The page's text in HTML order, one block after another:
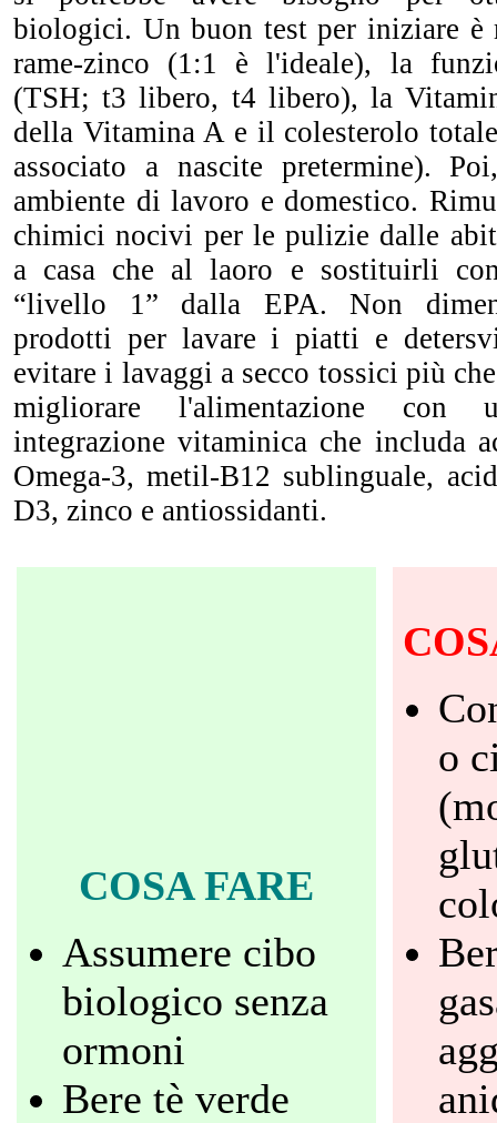
biologici. Un buon test per iniziare
rame-zinco (1:1 è l'ideale), la
(TSH; t3 libero, t4 libero), la
della Vitamina A e il colesterolo
associato a nascite pretermine).
ambiente di lavoro e domestico.
chimici nocivi per le pulizie dalle
a casa che al laoro e sostituirli
“livello 1” dalla EPA. Non
prodotti per lavare i piatti e
evitare i lavaggi a secco tossici più
migliorare l'alimentazione con
integrazione vitaminica che includa
Omega-3, metil-B12 sublinguale,
D3, zinco e antiossidanti.
COSA FARE
Assumere cibo
biologico senza
ormoni
Bere tè verde
o